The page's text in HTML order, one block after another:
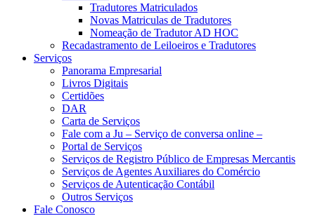
Tradutores Matriculados
Novas Matriculas de Tradutores
Nomeação de Tradutor AD HOC
Recadastramento de Leiloeiros e Tradutores
Serviços
Panorama Empresarial
Livros Digitais
Certidões
DAR
Carta de Serviços
Fale com a Ju – Serviço de conversa online –
Portal de Serviços
Serviços de Registro Público de Empresas Mercantis
Serviços de Agentes Auxiliares do Comércio
Serviços de Autenticação Contábil
Outros Serviços
Fale Conosco